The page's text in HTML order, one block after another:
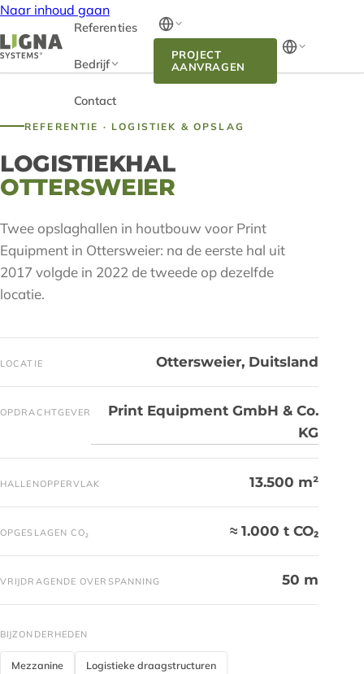
Naar inhoud gaan
Referenties
Bedrijf
Contact
PROJECT
AANVRAGEN
REFERENTIE · LOGISTIEK & OPSLAG
LOGISTIEKHAL
OTTERSWEIER
Twee opslaghallen in houtbouw voor Print
Equipment in Ottersweier: na de eerste hal uit
2017 volgde in 2022 de tweede op dezelfde
locatie.
LOCATIE Ottersweier, Duitsland
OPDRACHTGEVER
Print Equipment GmbH & Co.
KG
HALLENOPPERVLAK 13.500 m²
OPGESLAGEN CO₂ ≈ 1.000 t CO₂
VRIJDRAGENDE OVERSPANNING 50 m
BIJZONDERHEDEN
Mezzanine Logistieke draagstructuren